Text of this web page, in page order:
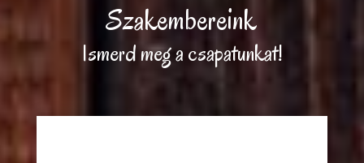
Szakembereink
Ismerd meg a csapatunkat!